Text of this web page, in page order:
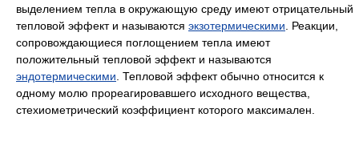
выделением тепла в окружающую среду имеют отрицательный
тепловой эффект и называются экзотермическими. Реакции,
сопровождающиеся поглощением тепла имеют
положительный тепловой эффект и называются
эндотермическими. Тепловой эффект обычно относится к
одному молю прореагировавшего исходного вещества,
стехиометрический коэффициент которого максимален.